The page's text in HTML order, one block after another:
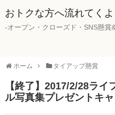
おトクな方へ流れてくよ
-オープン・クローズド・SNS懸賞
ホーム タイアップ懸賞
【終了】2017/2/28ラ
ル写真集プレゼントキ